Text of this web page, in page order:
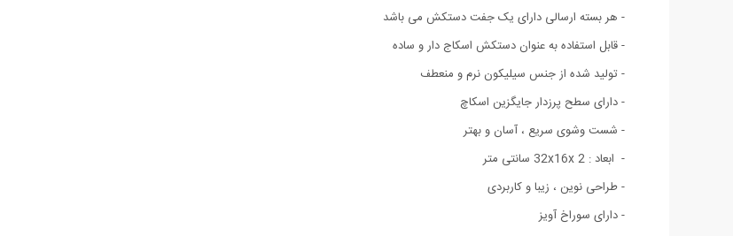
- هر بسته ارسالی دارای یک جفت دستکش می باشد
- قابل استفاده به عنوان دستکش اسکاج دار و ساده
- تولید شده از جنس سیلیکون نرم و منعطف
- دارای سطح پرزدار جایگزین اسکاچ
- شست وشوی سریع ، آسان و بهتر
- ابعاد : 32x16x 2 سانتی متر
- طراحی نوین ، زیبا و کاربردی
- دارای سوراخ آویز